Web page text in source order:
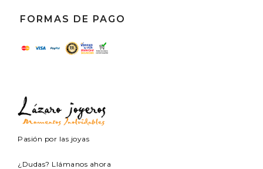
FORMAS DE PAGO
Pasión por las joyas
¿Dudas? Llámanos ahora